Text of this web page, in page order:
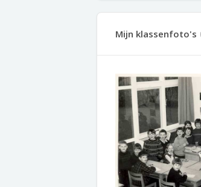
Mijn klassenfoto's